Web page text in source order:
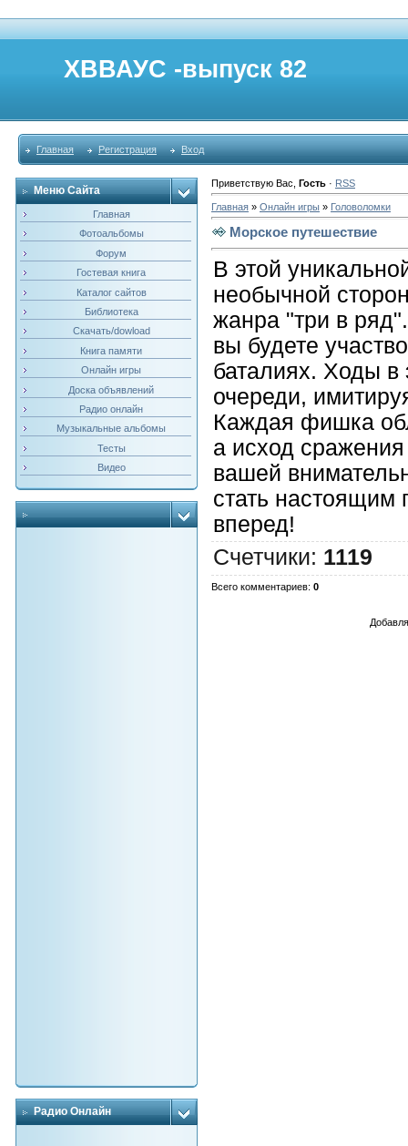
ХВВАУС -выпуск 82
Главная Регистрация Вход
Меню Сайта
Главная
Фотоальбомы
Форум
Гостевая книга
Каталог сайтов
Библиотека
Скачать/dowload
Книга памяти
Онлайн игры
Доска объявлений
Радио онлайн
Музыкальные альбомы
Тесты
Видео
Радио Онлайн
Приветствую Вас Гость· RSS
Главная» Онлайн игры» Головоломки
Морское путешествие
В этой
необычной
жанра "три в
вы будете
баталиях. Ходы в
очереди,
Каждая фишка
а исход
вашей
стать настоящим
вперед!
Счетчики: 1119
Всего комментариев: 0